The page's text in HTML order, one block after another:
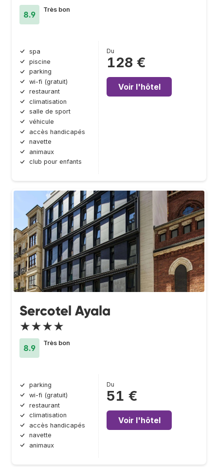
8.9
Très bon
spa
piscine
parking
wi-fi (gratuit)
restaurant
climatisation
salle de sport
véhicule
accès handicapés
navette
animaux
club pour enfants
Du
128 €
Voir l'hôtel
Sercotel Ayala
★★★★
8.9
Très bon
parking
wi-fi (gratuit)
restaurant
climatisation
accès handicapés
navette
animaux
Du
51 €
Voir l'hôtel